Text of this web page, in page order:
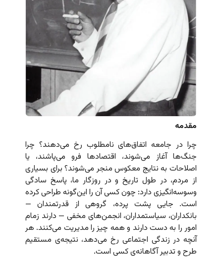
مقدمه
چرا در جامعه اتفاق‌های نامطلوب رخ می‌دهند؟ چرا
جنگ‌ها آغاز می‌شوند، اقتصادها فرو می‌پاشند، یا
اصلاحات به نتایج معکوس منجر می‌شوند؟ برای بسیاری
از مردم، در طول تاریخ و در روزگار ما، پاسخ سادگی
وسوسه‌انگیزی دارد: چون کسی آن را این‌گونه طراحی کرده
است. جایی پشت پرده، گروهی از قدرتمندان —
بانکداران، سیاستمداران، انجمن‌های مخفی — دارند زمام
امور را به دست دارند و همه چیز را مدیریت می‌کنند. هر
آنچه در زندگی اجتماعی رخ می‌دهد، نتیجه‌ی مستقیم
طرح و تدبیر آگاهانه‌ی کسی است.